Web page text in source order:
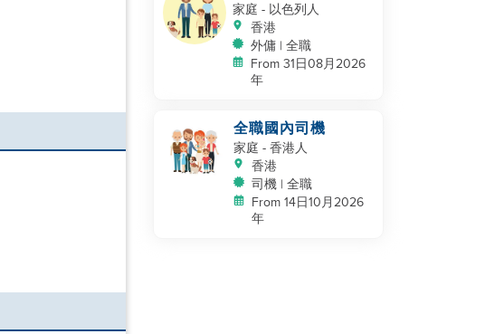
家庭 - 以色列人
香港
外傭 | 全職
From 31日08月2026
年
全職國內司機
家庭 - 香港人
香港
司機 | 全職
From 14日10月2026
年